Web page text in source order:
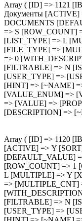
Array ( [ID] => 1121
Документы [ACTIVE]
DOCUMENTS
=> S [ROW_COUNT]
[LIST_TYPE] => L
[FILE_TYPE] =>
=> 0
[FILTRABLE] => N
[USER_TYPE] =>
[HINT] => [~NAME]
[VALUE_ENUM] =>
=> [VALUE] =>
[DESCRIPTION] =>
Array ( [ID] => 1120
[ACTIVE] => Y
[DEFAULT_VALUE]
[ROW_COUNT] => 1
L [MULTIPLE] => Y
=>
[FILTRABLE] => N
[USER_TYPE] =>